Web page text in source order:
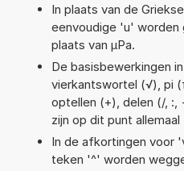
In plaats van de
eenvoudige 'u' worden
plaats van µPa.
De basisbewerkingen
vierkantswortel (√), pi
optellen (+), delen (/, :,
zijn op dit punt
In de afkortingen voor
teken '^' worden